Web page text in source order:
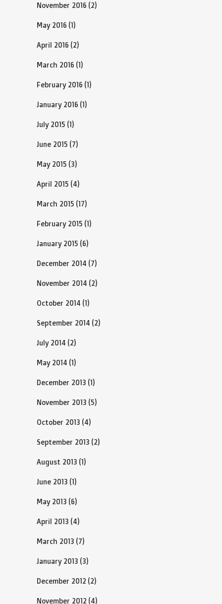
November 2016 (2)
May 2016 (1)
April 2016 (2)
March 2016 (1)
February 2016 (1)
January 2016 (1)
July 2015 (1)
June 2015 (7)
May 2015 (3)
April 2015 (4)
March 2015 (17)
February 2015 (1)
January 2015 (6)
December 2014 (7)
November 2014 (2)
October 2014 (1)
September 2014 (2)
July 2014 (2)
May 2014 (1)
December 2013 (1)
November 2013 (5)
October 2013 (4)
September 2013 (2)
August 2013 (1)
June 2013 (1)
May 2013 (6)
April 2013 (4)
March 2013 (7)
January 2013 (3)
December 2012 (2)
November 2012 (4)